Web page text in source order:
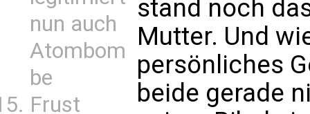
nun auch
Atombom
be
Frust
stand noch
Mutter. Und
persönliches
beide gerade